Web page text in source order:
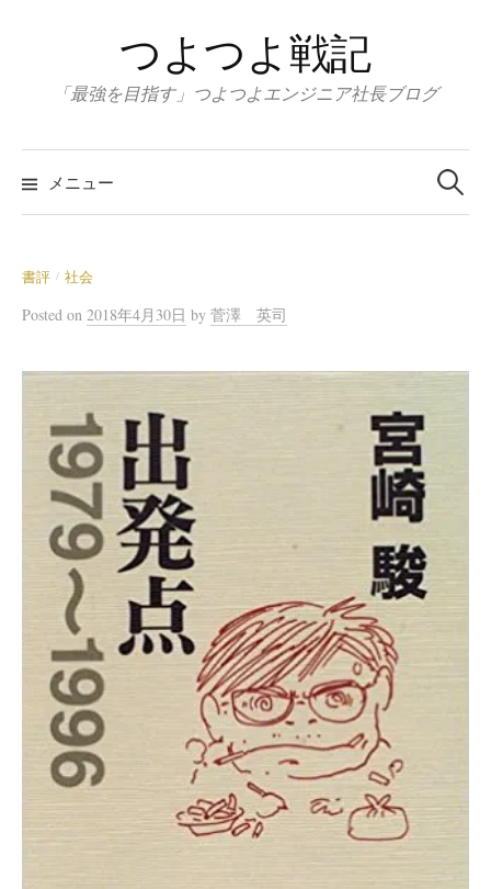
ス
キ
プ
つよつよ戦記
「最強を目指す」つよつよエンジニア社長ブログ
メニュー
検
索:
書評 / 社会
Posted on 2018年4月30日 by 菅澤 英司